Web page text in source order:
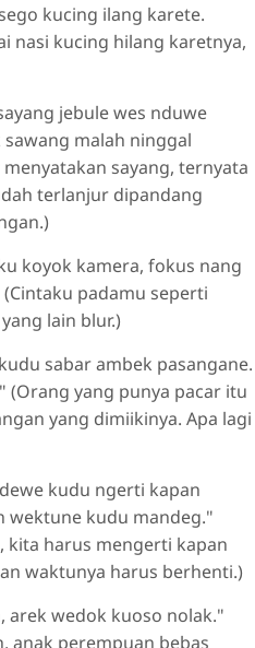
kucing ilang karete.
nasi kucing hilang karetnya,
jebule wes nduwe
malah ninggal
sayang, ternyata
terlanjur dipandang
koyok kamera, fokus nang
padamu seperti
lain blur.)
sabar ambek pasangane.
(Orang yang punya pacar itu
yang dimiikinya. Apa lagi
kudu ngerti kapan
wektune kudu mandeg."
kita harus mengerti kapan
waktunya harus berhenti.)
arek wedok kuoso nolak."
anak perempuan bebas